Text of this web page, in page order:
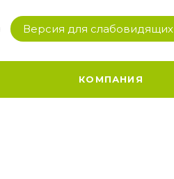
Версия для слабовидящих
КОМПАНИЯ